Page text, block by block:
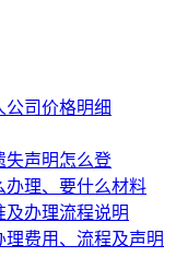
公司价格明细
失声明怎么登
办理、要什么材料
及办理流程说明
费用、流程及声明